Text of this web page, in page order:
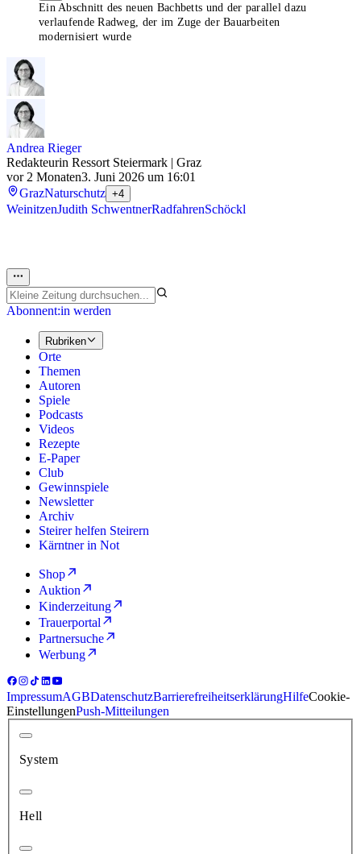
Ein Abschnitt des neuen Bachbetts und der parallel dazu
verlaufende Radweg, der im Zuge der Bauarbeiten
modernisiert wurde
Andrea Rieger
Redakteurin Ressort Steiermark | Graz
vor 2 Monaten3. Juni 2026 um 16:01
GrazNaturschutz +4
WeinitzenJudith SchwentnerRadfahrenSchöckl
Abonnent:in werden
Rubriken
Orte
Themen
Autoren
Spiele
Podcasts
Videos
Rezepte
E-Paper
Club
Gewinnspiele
Newsletter
Archiv
Steirer helfen Steirern
Kärntner in Not
Shop
Auktion
Kinderzeitung
Trauerportal
Partnersuche
Werbung
ImpressumAGBDatenschutzBarrierefreiheitserklärungHilfeCookie-
EinstellungenPush-Mitteilungen
System
Hell